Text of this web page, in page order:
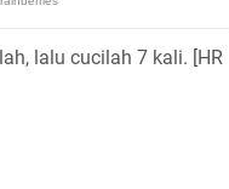
lalu cucilah 7 kali. [HR